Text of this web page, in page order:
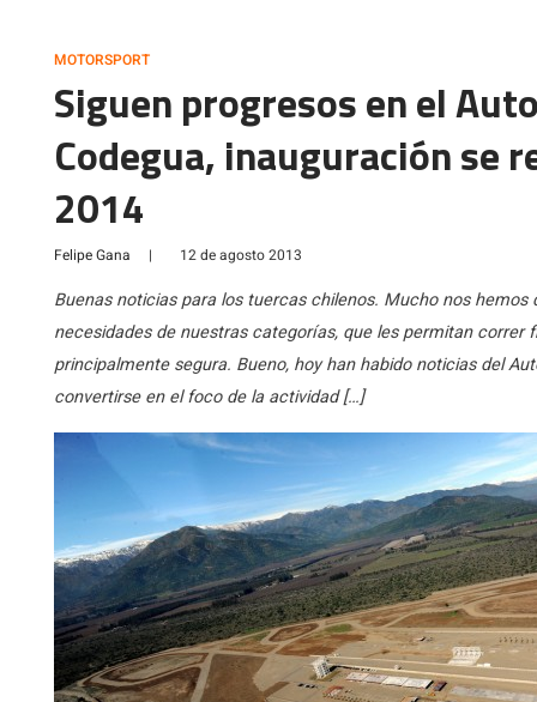
MOTORSPORT
Siguen progresos en el
Codegua, inauguración se
2014
Felipe Gana | 12 de agosto 2013
Buenas noticias para los tuercas chilenos. Mucho nos
necesidades de nuestras categorías, que les permitan
principalmente segura. Bueno, hoy han habido noticias del
convertirse en el foco de la actividad […]